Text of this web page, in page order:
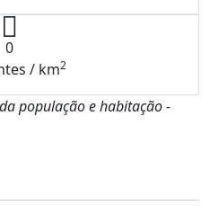
0
/ km2
população e habitação -